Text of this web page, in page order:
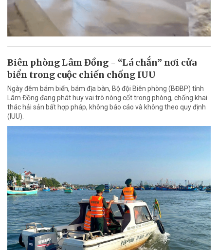
Biên phòng Lâm Đồng - “Lá chắn” nơi cửa
biển trong cuộc chiến chống IUU
Ngày đêm bám biển, bám địa bàn, Bộ đội Biên phòng (BĐBP) tỉnh
Lâm Đồng đang phát huy vai trò nòng cốt trong phòng, chống khai
thác hải sản bất hợp pháp, không báo cáo và không theo quy định
(IUU).